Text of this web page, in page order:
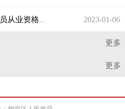
2023-01-06
更多
更多